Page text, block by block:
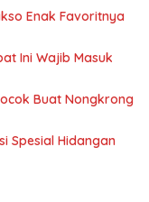
Enak Favoritnya
Ini Wajib Masuk
Buat Nongkrong
Spesial Hidangan